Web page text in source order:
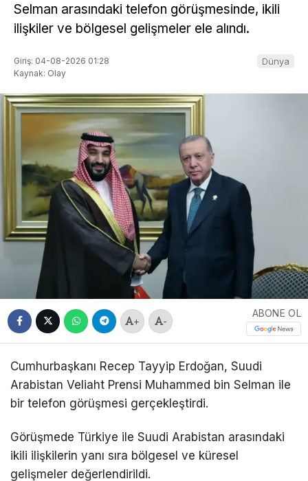
Selman arasındaki telefon görüşmesinde, ikili
ilişkiler ve bölgesel gelişmeler ele alındı.
Giriş: 04-08-2026 01:28
Kaynak: Olay
Dünya
+ -
ABONE OL
Cumhurbaşkanı Recep Tayyip Erdoğan, Suudi
Arabistan Veliaht Prensi Muhammed bin Selman ile
bir telefon görüşmesi gerçekleştirdi.
Görüşmede Türkiye ile Suudi Arabistan arasındaki
ikili ilişkilerin yanı sıra bölgesel ve küresel
gelişmeler değerlendirildi.